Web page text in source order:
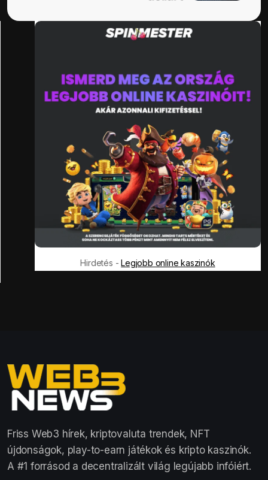
Hirdetés -Legjobb online kaszinók
Friss Web3 hírek, kriptovaluta trendek, NFT
újdonságok, play-to-earn játékok és kripto kaszinók.
A #1 forrásod a decentralizált világ legújabb infóiért.